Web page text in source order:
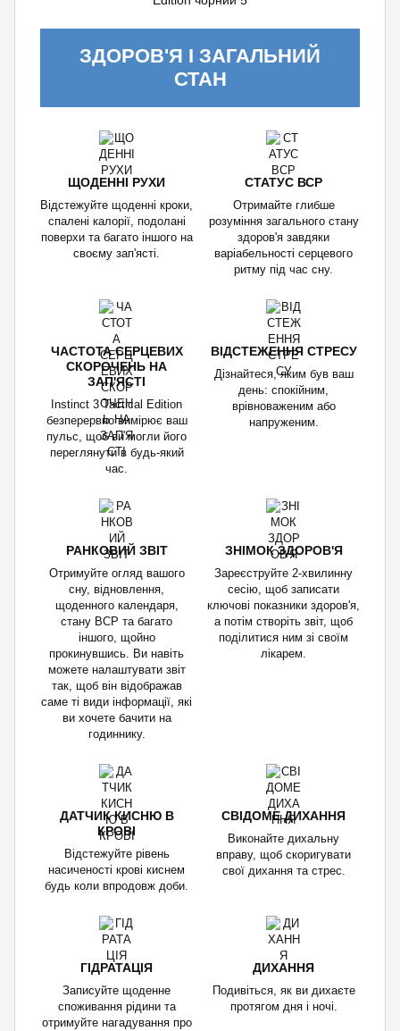
ЗДОРОВ'Я І ЗАГАЛЬНИЙ
СТАН
ЩОДЕННІ РУХИ
Відстежуйте щоденні кроки,
спалені калорії, подолані
поверхи та багато іншого на
своєму зап'ясті.
СТАТУС ВСР
Отримайте глибше
розуміння загального стану
здоров'я завдяки
варіабельності серцевого
ритму під час сну.
ЧАСТОТА СЕРЦЕВИХ
СКОРОЧЕНЬ НА
ЗАП'ЯСТІ
Instinct 3 Tactical Edition
безперервно вимірює ваш
пульс, щоб ви могли його
переглянути в будь-який
час.
ВІДСТЕЖЕННЯ СТРЕСУ
Дізнайтеся, яким був ваш
день: спокійним,
врівноваженим або
напруженим.
РАНКОВИЙ ЗВІТ
Отримуйте огляд вашого
сну, відновлення,
щоденного календаря,
стану ВСР та багато
іншого, щойно
прокинувшись. Ви навіть
можете налаштувати звіт
так, щоб він відображав
саме ті види інформації, які
ви хочете бачити на
годиннику.
ЗНІМОК ЗДОРОВ'Я
Зареєструйте 2-хвилинну
сесію, щоб записати
ключові показники здоров'я,
а потім створіть звіт, щоб
поділитися ним зі своїм
лікарем.
ДАТЧИК КИСНЮ В
КРОВІ
Відстежуйте рівень
насиченості крові киснем
будь коли впродовж доби.
СВІДОМЕ ДИХАННЯ
Виконайте дихальну
вправу, щоб скоригувати
свої дихання та стрес.
ГІДРАТАЦІЯ
Записуйте щоденне
споживання рідини та
отримуйте нагадування про
ДИХАННЯ
Подивіться, як ви дихаєте
протягом дня і ночі.